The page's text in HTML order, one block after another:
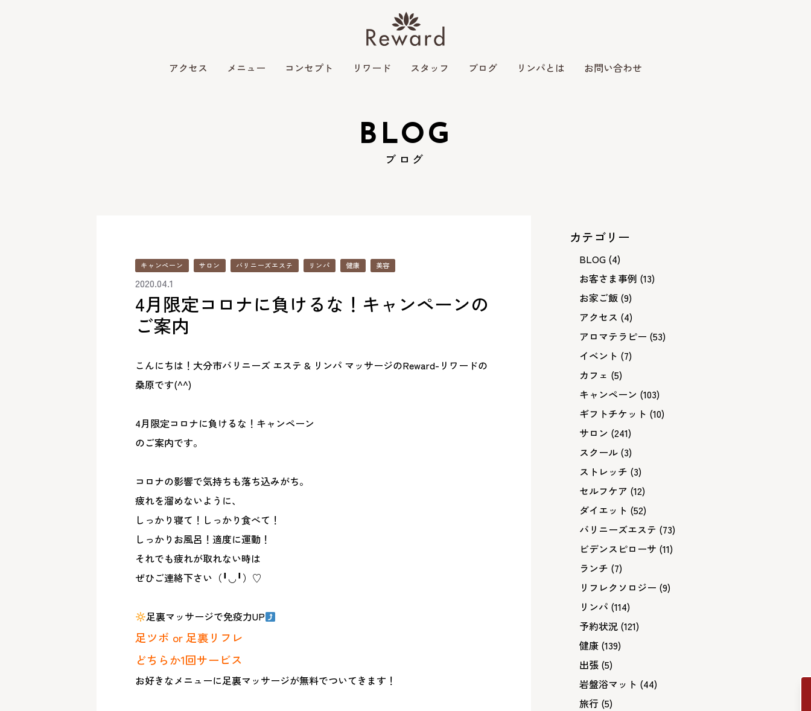
アクセス メニュー コンセプト リワード スタッフ ブログ リンパとは お問い合わせ
BLOG
ブログ
キャンペーン サロン バリニーズエステ リンパ 健康 美容
2020.04.1
4月限定コロナに負けるな！キャンペーンの
ご案内
こんにちは！大分市バリニーズ エステ & リンパ マッサージのReward- リワードの
桑原です(^^)
4月限定コロナに負けるな！キャンペーン
のご案内です。
コロナの影響で気持ちも落ち込みがち。
疲れを溜めないように、
しっかり寝て！しっかり食べて！
しっかりお風呂！適度に運動！
それでも疲れが取れない時は
ぜひご連絡下さい（╹◡╹）♡
足裏マッサージで免疫力UP
足ツボ or 足裏リフレ
どちらか1回サービス
お好きなメニューに足裏マッサージが無料でついてきます！
カテゴリー
BLOG (4)
お客さま事例 (13)
お家ご飯 (9)
アクセス (4)
アロマテラピー (53)
イベント (7)
カフェ (5)
キャンペーン (103)
ギフトチケット (10)
サロン (241)
スクール (3)
ストレッチ (3)
セルフケア (12)
ダイエット (52)
バリニーズエステ (73)
ビデンスピローサ (11)
ランチ (7)
リフレクソロジー (9)
リンパ (114)
予約状況 (121)
健康 (139)
出張 (5)
岩盤浴マット (44)
旅行 (5)